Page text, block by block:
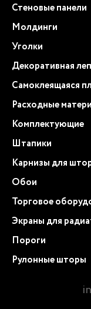
Стеновые панели
Молдинги
Уголки
Декоративная
Самоклеящаяся
Расходные
Комплектующие
Штапики
Карнизы для
Обои
Торговое
Экраны для
Пороги
Рулонные шторы